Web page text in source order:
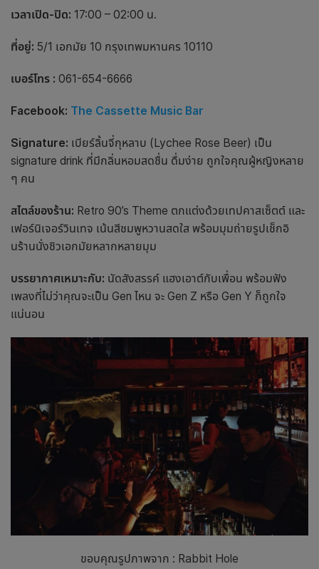
เวลาเปิด-ปิด: 17:00 – 02:00 น.
ที่อยู่: 5/1 เอกมัย 10 กรุงเทพมหานคร 10110
เบอร์โทร : 061-654-6666
Facebook: The Cassette Music Bar
Signature: เบียร์ลิ้นจี่กุหลาบ (Lychee Rose Beer) เป็น
signature drink ที่มีกลิ่นหอมสดชื่น ดื่มง่าย ถูกใจคุณผู้หญิงหลาย
ๆ คน
สไตล์ของร้าน: Retro 90’s Theme ตกแต่งด้วยเทปคาสเซ็ตต์ และ
เฟอร์นิเจอร์วินเทจ เน้นสีชมพูหวานสดใส พร้อมมุมถ่ายรูปเช็กอิ
นร้านนั่งชิวเอกมัยหลากหลายมุม
บรรยากาศเหมาะกับ: นัดสังสรรค์ แฮงเอาต์กับเพื่อน พร้อมฟัง
เพลงที่ไม่ว่าคุณจะเป็น Gen ไหน จะ Gen Z หรือ Gen Y ก็ถูกใจ
แน่นอน
ขอบคุณรูปภาพจาก : Rabbit Hole